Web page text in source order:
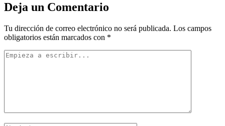
Deja un Comentario
Tu dirección de correo electrónico no será publicada. Los campos
obligatorios están marcados con *